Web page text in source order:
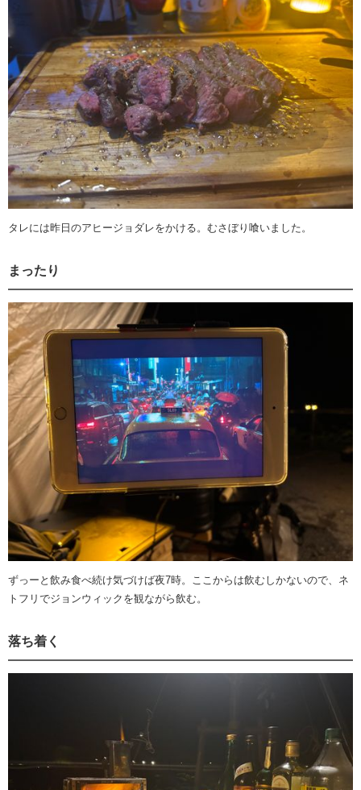
タレには昨日のアヒージョダレをかける。むさぼり喰いました。
まったり
ずっーと飲み食べ続け気づけば夜7時。ここからは飲むしかないので、ネ
トフリでジョンウィックを観ながら飲む。
落ち着く